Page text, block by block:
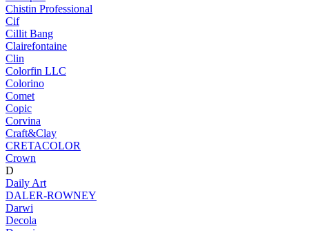
Chistin Professional
Cif
Cillit Bang
Clairefontaine
Clin
Colorfin LLC
Colorino
Comet
Copic
Corvina
Craft&Clay
CRETACOLOR
Crown
D
Daily Art
DALER-ROWNEY
Darwi
Decola